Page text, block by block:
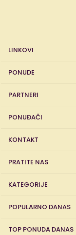
LINKOVI
PONUDE
PARTNERI
PONUĐAČI
KONTAKT
PRATITE NAS
KATEGORIJE
POPULARNO DANAS
TOP PONUDA DANAS